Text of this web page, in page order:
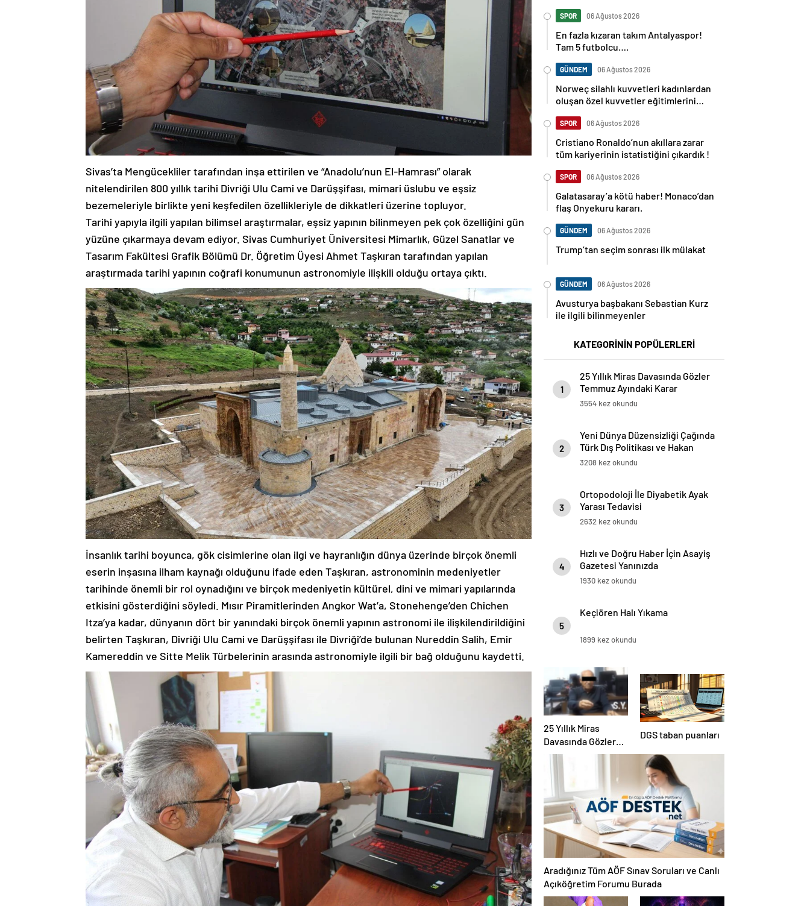
Sivas’ta Mengücekliler tarafından inşa ettirilen ve “Anadolu’nun El-Hamrası” olarak
nitelendirilen 800 yıllık tarihi Divriği Ulu Cami ve Darüşşifası, mimari üslubu ve eşsiz
bezemeleriyle birlikte yeni keşfedilen özellikleriyle de dikkatleri üzerine topluyor.
Tarihi yapıyla ilgili yapılan bilimsel araştırmalar, eşsiz yapının bilinmeyen pek çok özelliğini gün
yüzüne çıkarmaya devam ediyor. Sivas Cumhuriyet Üniversitesi Mimarlık, Güzel Sanatlar ve
Tasarım Fakültesi Grafik Bölümü Dr. Öğretim Üyesi Ahmet Taşkıran tarafından yapılan
araştırmada tarihi yapının coğrafi konumunun astronomiyle ilişkili olduğu ortaya çıktı.
İnsanlık tarihi boyunca, gök cisimlerine olan ilgi ve hayranlığın dünya üzerinde birçok önemli
eserin inşasına ilham kaynağı olduğunu ifade eden Taşkıran, astronominin medeniyetler
tarihinde önemli bir rol oynadığını ve birçok medeniyetin kültürel, dini ve mimari yapılarında
etkisini gösterdiğini söyledi. Mısır Piramitlerinden Angkor Wat’a, Stonehenge’den Chichen
Itza’ya kadar, dünyanın dört bir yanındaki birçok önemli yapının astronomi ile ilişkilendirildiğini
belirten Taşkıran, Divriği Ulu Cami ve Darüşşifası ile Divriği’de bulunan Nureddin Salih, Emir
Kamereddin ve Sitte Melik Türbelerinin arasında astronomiyle ilgili bir bağ olduğunu kaydetti.
SPOR 06 Ağustos 2026
En fazla kızaran takım Antalyaspor!
Tam 5 futbolcu….
GÜNDEM 06 Ağustos 2026
Norweç silahlı kuvvetleri kadınlardan
oluşan özel kuvvetler eğitimlerini
SPOR 06 Ağustos 2026
Cristiano Ronaldo’nun akıllara zarar
tüm kariyerinin istatistiğini çıkardık !
SPOR 06 Ağustos 2026
Galatasaray’a kötü haber! Monaco’dan
flaş Onyekuru kararı.
GÜNDEM 06 Ağustos 2026
Trump’tan seçim sonrası ilk mülakat
GÜNDEM 06 Ağustos 2026
Avusturya başbakanı Sebastian Kurz
ile ilgili bilinmeyenler
KATEGORİNİN POPÜLERLERİ
1
25 Yıllık Miras Davasında Gözler
Temmuz Ayındaki Karar
Duruşmasına Çevrildi
3554 kez okundu
2
Yeni Dünya Düzensizliği Çağında
Türk Dış Politikası ve Hakan
Fidan Faktörü
3208 kez okundu
3
Ortopodoloji İle Diyabetik Ayak
Yarası Tedavisi
2632 kez okundu
4
Hızlı ve Doğru Haber İçin Asayiş
Gazetesi Yanınızda
1930 kez okundu
5
Keçiören Halı Yıkama
1899 kez okundu
25 Yıllık Miras
Davasında Gözler
Temmuz Ayındaki
Çevrildi
DGS taban puanları
Aradığınız Tüm AÖF Sınav Soruları ve Canlı
Açıköğretim Forumu Burada